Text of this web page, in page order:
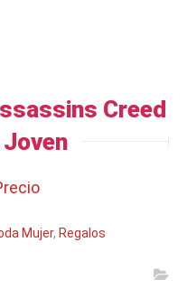
Creed
Mujer, Regalos